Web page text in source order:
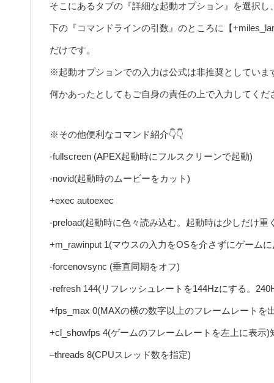
そこにあるタブの『詳細な起動オプション』を選択
下の『コマンドラインの引数』のところに【
だけです。
※起動オプションでの入力は公式は非推奨としていま
何かあったとしてもご自身の責任の上で入力してくだ
※その他便利なコマンド紹介👇👇
-fullscreen (APEX起動時にフルスクリーンで起動)
-novid(起動時のムービーをカット)
+exec autoexec
-preload(起動時に色々読み込む。起動時は少しだけ
+m_rawinput 1(マウスの入力をOSを介さずにゲーム
-forcenovsync (垂直同期をオフ)
-refresh 144(リフレッシュレートを144Hzにする。
+fps_max 0(MAXの横の数字以上のフレームレートを
+cl_showfps 4(ゲームのフレームレートを左上に表示
–threads 8(CPUスレッド数を指定)